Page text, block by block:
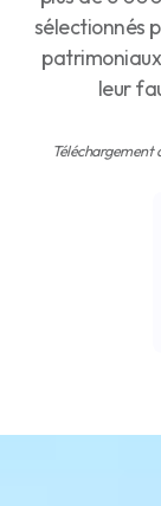
sélectionnés
leur
Téléchargement